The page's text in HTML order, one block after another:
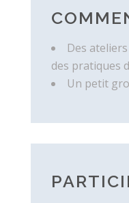
Des
des pratiques
Un petit